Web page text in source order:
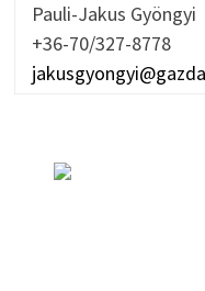
Pauli-Jakus Gyöngyi
+36-70/327-8778